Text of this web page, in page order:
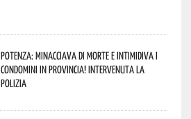
Potenza: minacciava di morte e intimidiva i
condomini in provincia! Intervenuta la
Polizia